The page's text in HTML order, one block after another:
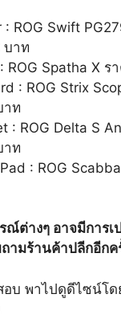
: ROG Swift
บาท
ROG Spatha X ร
: ROG Strix
าท
: ROG Delta S
าท
: ROG
ต่างๆ อาจมีการเ
ามร้านค้าปลีกอีก
บ พาไปดูดีไซน์โด